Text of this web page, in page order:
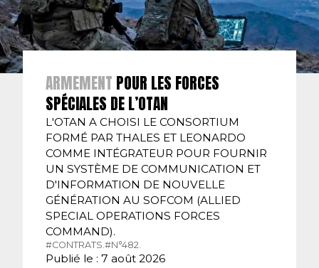
ARMEMENT POUR LES FORCES
SPÉCIALES DE L’OTAN
L'OTAN A CHOISI LE CONSORTIUM
FORMÉ PAR THALES ET LEONARDO
COMME INTÉGRATEUR POUR FOURNIR
UN SYSTÈME DE COMMUNICATION ET
D'INFORMATION DE NOUVELLE
GÉNÉRATION AU SOFCOM (ALLIED
SPECIAL OPERATIONS FORCES
COMMAND).
#CONTRATS. #N°482.
Publié le : 7 août 2026